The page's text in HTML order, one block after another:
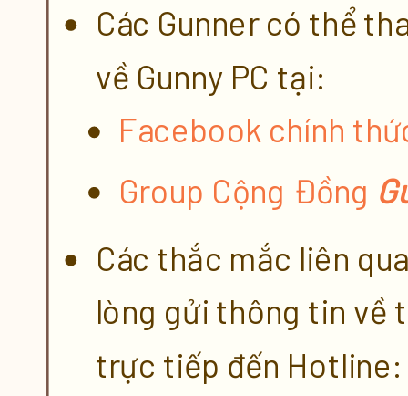
Các Gunner có thể
về Gunny PC tại:
Facebook chính
Group Cộng Đồng
Các thắc mắc liên
lòng gửi thông tin về
trực tiếp đến